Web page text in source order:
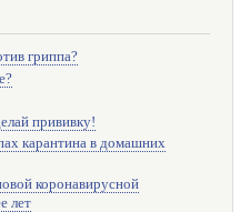
гриппа?
прививку!
карантина в домашних
коронавирусной
лет